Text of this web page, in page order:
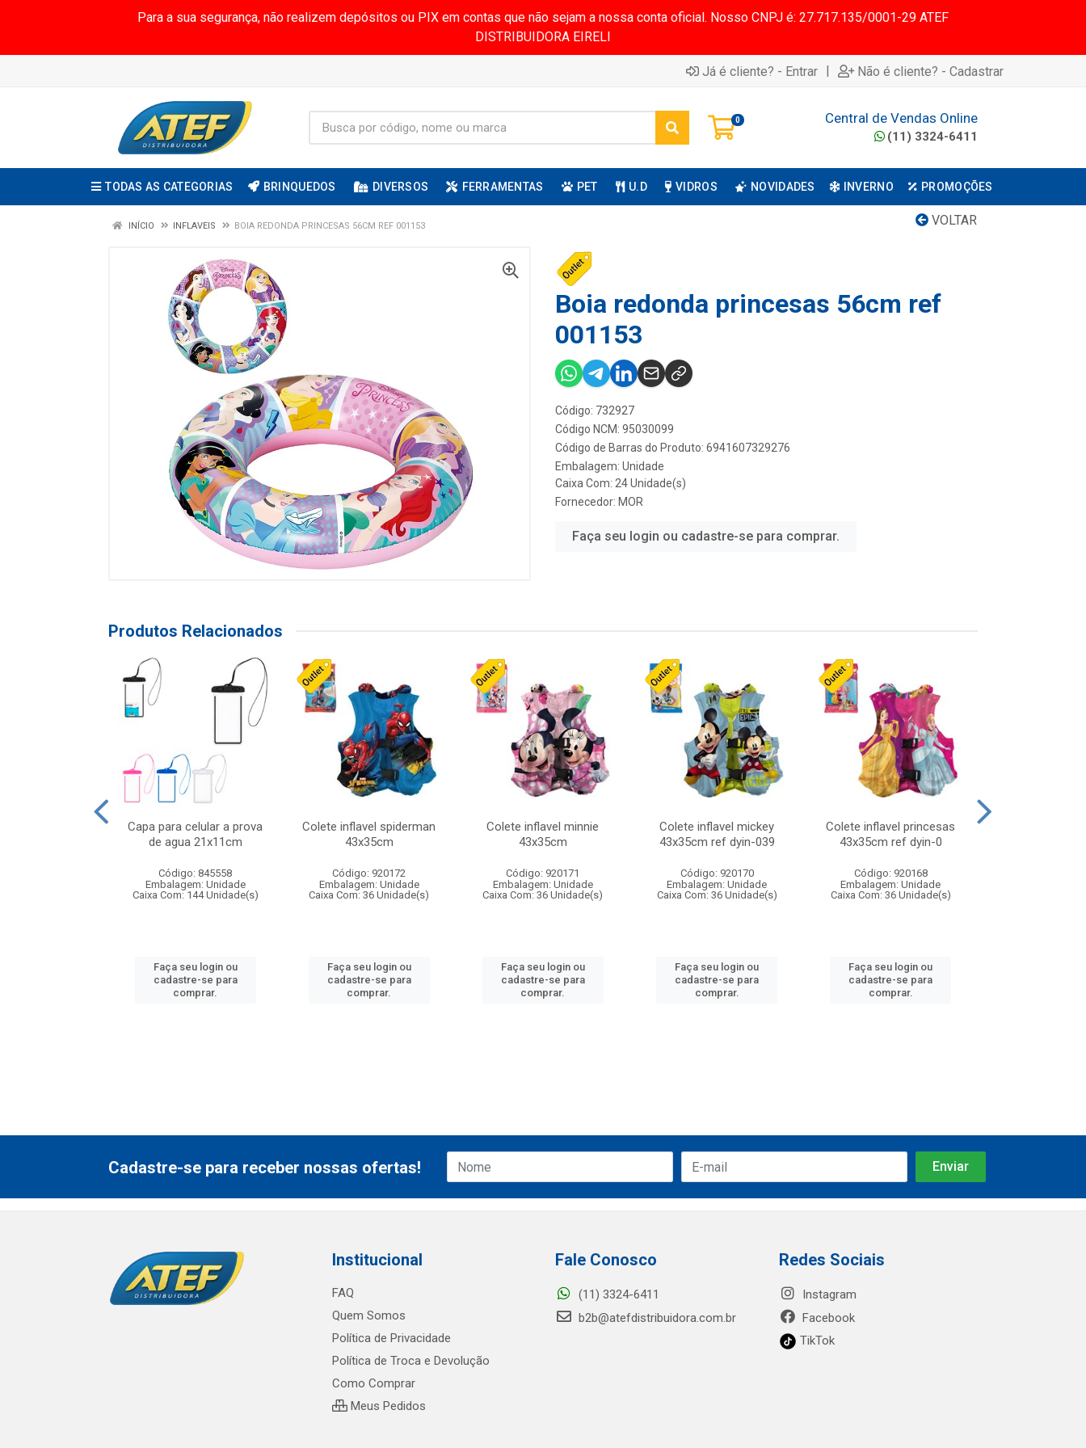
Para a sua segurança, não realizem depósitos ou PIX em contas que não sejam a nossa conta oficial. Nosso CNPJ é: 27.717.135/0001-29 ATEF
DISTRIBUIDORA EIRELI
Já é cliente? - Entrar | Não é cliente? - Cadastrar
0 Central de Vendas Online
(11) 3324-6411
TODAS AS CATEGORIAS BRINQUEDOS DIVERSOS FERRAMENTAS PET U.D VIDROS NOVIDADES INVERNO PROMOÇÕES
VOLTAR
INÍCIO INFLAVEIS BOIA REDONDA PRINCESAS 56CM REF 001153
Boia redonda princesas 56cm ref
001153
Código: 732927
Código NCM: 95030099
Código de Barras do Produto: 6941607329276
Embalagem: Unidade
Caixa Com: 24 Unidade(s)
Fornecedor: MOR
Faça seu login ou cadastre-se para comprar.
Produtos Relacionados
Capa para celular a prova
de agua 21x11cm
Código: 845558
Embalagem: Unidade
Caixa Com: 144 Unidade(s)
Faça seu login ou
cadastre-se para
comprar.
Colete inflavel spiderman
43x35cm
Código: 920172
Embalagem: Unidade
Caixa Com: 36 Unidade(s)
Faça seu login ou
cadastre-se para
comprar.
Colete inflavel minnie
43x35cm
Código: 920171
Embalagem: Unidade
Caixa Com: 36 Unidade(s)
Faça seu login ou
cadastre-se para
comprar.
Colete inflavel mickey
43x35cm ref dyin-039
Código: 920170
Embalagem: Unidade
Caixa Com: 36 Unidade(s)
Faça seu login ou
cadastre-se para
comprar.
Colete inflavel princesas
43x35cm ref dyin-0
Código: 920168
Embalagem: Unidade
Caixa Com: 36 Unidade(s)
Faça seu login ou
cadastre-se para
comprar.
Cadastre-se para receber nossas ofertas!
Institucional
FAQ
Quem Somos
Política de Privacidade
Política de Troca e Devolução
Como Comprar
Meus Pedidos
Fale Conosco
(11) 3324-6411
b2b@atefdistribuidora.com.br
Redes Sociais
Instagram
Facebook
TikTok